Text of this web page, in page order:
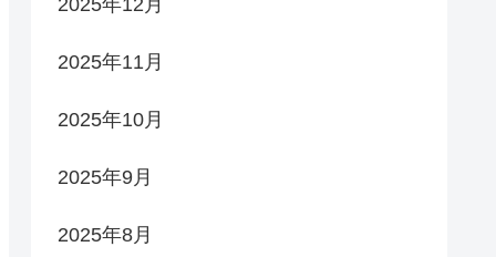
2025年11月
2025年10月
2025年9月
2025年8月